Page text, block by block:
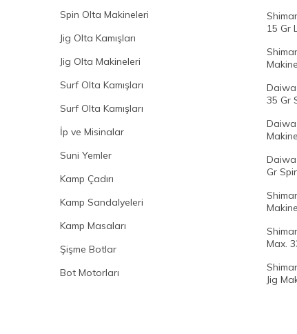
Spin Olta Makineleri
Jig Olta Kamışları
Jig Olta Makineleri
Surf Olta Kamışları
Surf Olta Kamışları
İp ve Misinalar
Suni Yemler
Kamp Çadırı
Kamp Sandalyeleri
Kamp Masaları
Şişme Botlar
Bot Motorları
15 Gr
35 Gr
Daiwa
Gr
Max.
Jig